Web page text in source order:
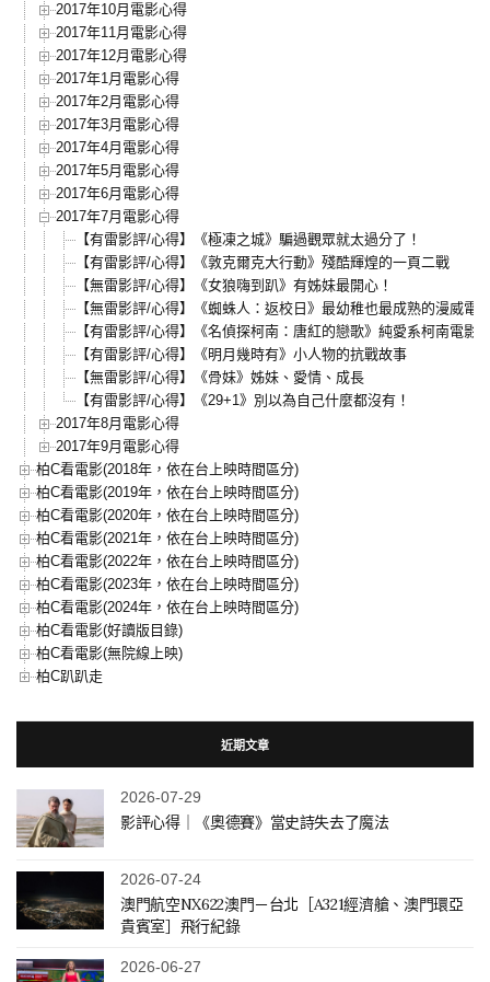
2017年10月電影心得
2017年11月電影心得
2017年12月電影心得
2017年1月電影心得
2017年2月電影心得
2017年3月電影心得
2017年4月電影心得
2017年5月電影心得
2017年6月電影心得
2017年7月電影心得
【有雷影評/心得】《極凍之城》騙過觀眾就太過分了！
【有雷影評/心得】《敦克爾克大行動》殘酷輝煌的一頁二戰
【無雷影評/心得】《女狼嗨到趴》有姊妹最開心！
【無雷影評/心得】《蜘蛛人：返校日》最幼稚也最成熟的漫威電
【有雷影評/心得】《名偵探柯南：唐紅的戀歌》純愛系柯南電影
【有雷影評/心得】《明月幾時有》小人物的抗戰故事
【無雷影評/心得】《骨妹》姊妹、愛情、成長
【有雷影評/心得】《29+1》別以為自己什麼都沒有！
2017年8月電影心得
2017年9月電影心得
柏C看電影(2018年，依在台上映時間區分)
柏C看電影(2019年，依在台上映時間區分)
柏C看電影(2020年，依在台上映時間區分)
柏C看電影(2021年，依在台上映時間區分)
柏C看電影(2022年，依在台上映時間區分)
柏C看電影(2023年，依在台上映時間區分)
柏C看電影(2024年，依在台上映時間區分)
柏C看電影(好讀版目錄)
柏C看電影(無院線上映)
柏C趴趴走
近期文章
2026-07-29
影評心得｜《奧德賽》當史詩失去了魔法
2026-07-24
澳門航空NX622澳門－台北［A321經濟艙、澳門環亞
貴賓室］飛行紀錄
2026-06-27